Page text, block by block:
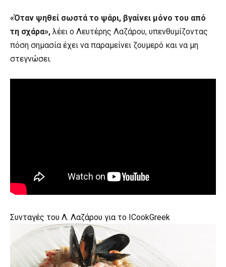
«Όταν ψηθεί σωστά το ψάρι, βγαίνει μόνο του από
τη σχάρα», λέει ο Λευτέρης Λαζάρου, υπενθυμίζοντας
πόση σημασία έχει να παραμείνει ζουμερό και να μη
στεγνώσει.
Συνταγές του Λ. Λαζάρου για το ICookGreek